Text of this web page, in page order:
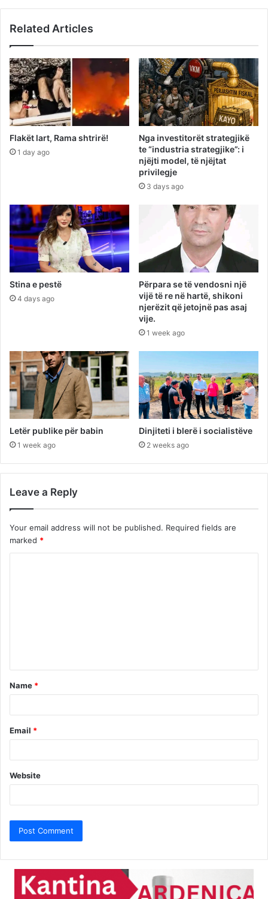
Related Articles
Flakët lart, Rama shtrirë!
1 day ago
Nga investitorët strategjikë
te “industria strategjike”: i
njëjti model, të njëjtat
privilegje
3 days ago
Stina e pestë
4 days ago
Përpara se të vendosni një
vijë të re në hartë, shikoni
njerëzit që jetojnë pas asaj
vije.
1 week ago
Letër publike për babin
1 week ago
Dinjiteti i blerë i socialistëve
2 weeks ago
Leave a Reply
Your email address will not be published. Required fields are
marked *
t
*
Name *
Email *
Website